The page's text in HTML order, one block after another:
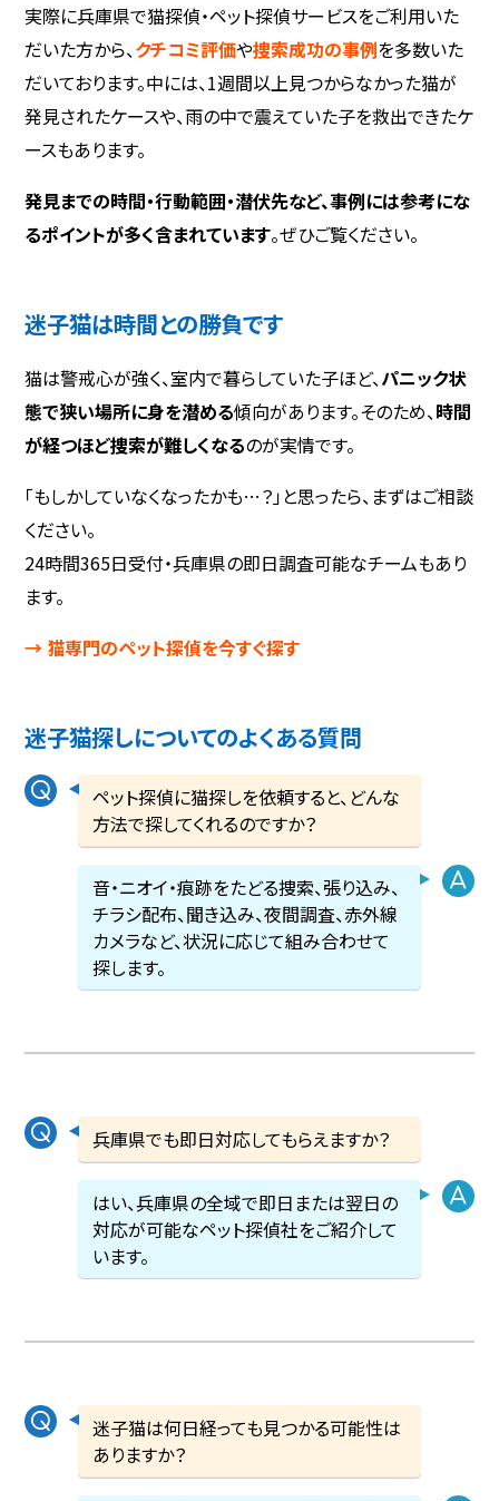
実際に兵庫県で猫探偵・ペット探偵サービスをご利用いた
だいた方から、クチコミ評価や捜索成功の事例を多数いた
だいております。中には、1週間以上見つからなかった猫が
発見されたケースや、雨の中で震えていた子を救出できたケ
ースもあります。
発見までの時間・行動範囲・潜伏先など、事例には参考にな
るポイントが多く含まれています。ぜひご覧ください。
迷子猫は時間との勝負です
猫は警戒心が強く、室内で暮らしていた子ほど、パニック状
態で狭い場所に身を潜める傾向があります。そのため、時間
が経つほど捜索が難しくなるのが実情です。
「もしかしていなくなったかも…？」と思ったら、まずはご相談
ください。
24時間365日受付・兵庫県の即日調査可能なチームもあり
ます。
→ 猫専門のペット探偵を今すぐ探す
迷子猫探しについてのよくある質問
ペット探偵に猫探しを依頼すると、どんな
方法で探してくれるのですか？
音・ニオイ・痕跡をたどる捜索、張り込み、
チラシ配布、聞き込み、夜間調査、赤外線
カメラなど、状況に応じて組み合わせて
探します。
兵庫県でも即日対応してもらえますか？
はい、兵庫県の全域で即日または翌日の
対応が可能なペット探偵社をご紹介して
います。
迷子猫は何日経っても見つかる可能性は
ありますか？